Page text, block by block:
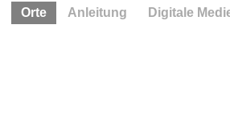
Orte Anleitung Digitale